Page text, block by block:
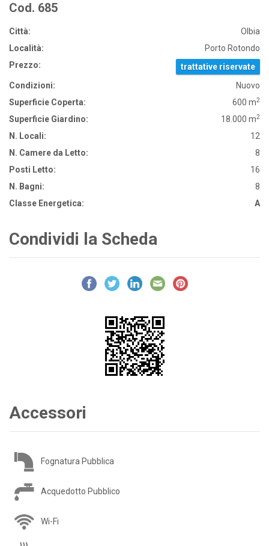
Cod. 685
Città:
Olbia
Località:
Porto Rotondo
Prezzo:
trattative riservate
Condizioni:
Nuovo
Superficie Coperta:
600 m2
Superficie Giardino: 18.000 m2
N. Locali:
12
N. Camere da Letto:
8
Posti Letto:
16
N. Bagni:
8
Classe Energetica:
A
Condividi la Scheda
Accessori
Fognatura Pubblica
Acquedotto Pubblico
Wi-Fi